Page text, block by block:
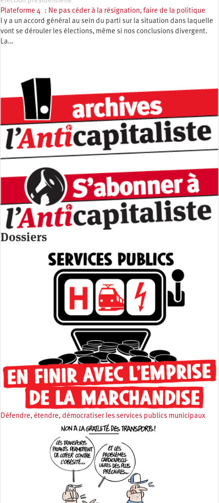
Plateforme 4 : Ne pas céder à la résignation, faire de la politique
l y a un accord général au sein du parti sur la situation dans laquelle
vont se dérouler les élections, même si nos conclusions divergent.
La…
Dossiers
Défendre, étendre, démocratiser les services publics municipaux